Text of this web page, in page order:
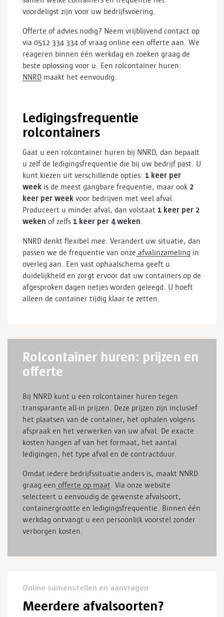
voordeligst zijn voor uw bedrijfsvoering.
Offerte of advies nodig? Neem vrijblijvend contact op
via 0512 334 334 of vraag online een offerte aan. We
reageren binnen één werkdag en zoeken graag de
beste oplossing voor u. Een rolcontainer huren:
NNRD maakt het eenvoudig.
Ledigingsfrequentie
rolcontainers
Gaat u een rolcontainer huren bij NNRD, dan bepaalt
u zelf de ledigingsfrequentie die bij uw bedrijf past. U
kunt kiezen uit verschillende opties: 1 keer per
week is de meest gangbare frequentie, maar ook 2
keer per week voor bedrijven met veel afval.
Produceert u minder afval, dan volstaat 1 keer per 2
weken of zelfs 1 keer per 4 weken
NNRD denkt flexibel mee. Verandert uw situatie, dan
passen we de frequentie van onze afvalinzameling in
overleg aan. Een vast ophaalschema geeft u
duidelijkheid en zorgt ervoor dat uw containers op de
afgesproken dagen netjes worden geleegd. U hoeft
alleen de container tijdig klaar te zetten.
Rolcontainer huren: prijzen en
offerte
Bij NNRD kunt u een rolcontainer huren tegen
transparante all-in prijzen. Deze prijzen zijn inclusief
het plaatsen van de container, het ophalen volgens
afspraak en het verwerken van uw afval. De exacte
kosten hangen af van het formaat, het aantal
ledigingen, het type afval en de contractduur.
Omdat iedere bedrijfssituatie anders is, maakt NNRD
graag een offerte op maat. Via onze website
selecteert u eenvoudig de gewenste afvalsoort,
containergrootte en ledigingsfrequentie. Binnen één
werkdag ontvangt u een persoonlijk voorstel zonder
verborgen kosten.
Online samenstellen en aanvragen
Meerdere afvalsoorten?